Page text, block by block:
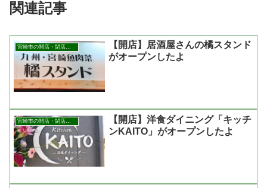
関連記事
【開店】居酒屋さんの橘スタンド
がオープンしたよ
【開店】洋食ダイニング「キッチ
ンKAITO」がオープンしたよ